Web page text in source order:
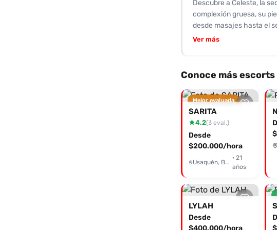
ofrecidos son muy poco
fluida y con calidad.
Descubre a Celeste, la
complexión gruesa, su
desde masajes hasta el
inolvidable. Aunque
diferente y apasionante,
esperan para una
con ella y deja que la
Ver más
Conoce más
Mejor evaluada
SARITA
4.2(3 eval.)
Desde
$200.000/hora
Usaquén, Bogotá
· 21
años
LYLAH
Desde
$400.000/hora